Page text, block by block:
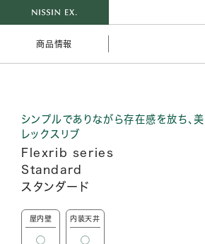
商品情報
シンプルでありながら存在感を放ち、
レックスリブ
Flexrib series
Standard
スタンダード
屋内壁 内装天井